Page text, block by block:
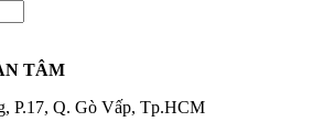
TÂM
P.17, Q. Gò Vấp, Tp.HCM